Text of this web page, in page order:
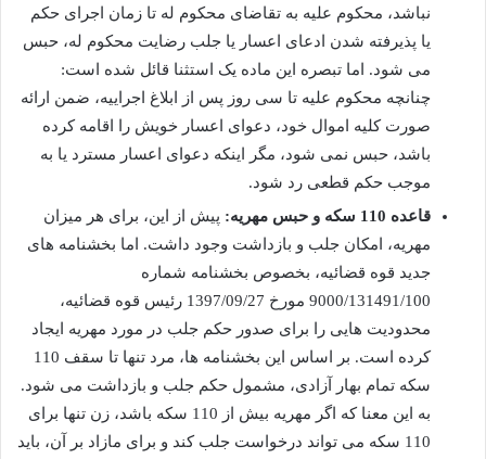
نباشد، محکوم علیه به تقاضای محکوم له تا زمان اجرای حکم
یا پذیرفته شدن ادعای اعسار یا جلب رضایت محکوم له، حبس
می شود. اما تبصره این ماده یک استثنا قائل شده است:
چنانچه محکوم علیه تا سی روز پس از ابلاغ اجراییه، ضمن ارائه
صورت کلیه اموال خود، دعوای اعسار خویش را اقامه کرده
باشد، حبس نمی شود، مگر اینکه دعوای اعسار مسترد یا به
موجب حکم قطعی رد شود.
قاعده 110 سکه و حبس مهریه:
پیش از این، برای هر میزان
مهریه، امکان جلب و بازداشت وجود داشت. اما بخشنامه های
جدید قوه قضائیه، بخصوص بخشنامه شماره
9000/131491/100 مورخ 1397/09/27 رئیس قوه قضائیه،
محدودیت هایی را برای صدور حکم جلب در مورد مهریه ایجاد
کرده است. بر اساس این بخشنامه ها، مرد تنها تا سقف 110
سکه تمام بهار آزادی، مشمول حکم جلب و بازداشت می شود.
به این معنا که اگر مهریه بیش از 110 سکه باشد، زن تنها برای
110 سکه می تواند درخواست جلب کند و برای مازاد بر آن، باید